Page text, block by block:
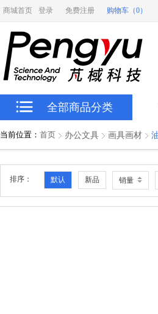
商城首页 登录 免费注册 购物车（0）
全部商品分类
当前位置： 首页 办公文具 画具画材
排序： 默认 新品 销量